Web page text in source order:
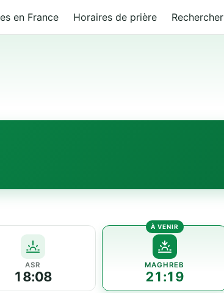
en France Horaires de prière Rechercher
ASR
18:08
MAGHREB
21:19